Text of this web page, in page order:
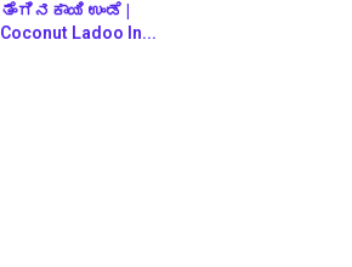
ತೆಂಗಿನಕಾಯಿ ಉಂಡೆ |
Coconut Ladoo In...